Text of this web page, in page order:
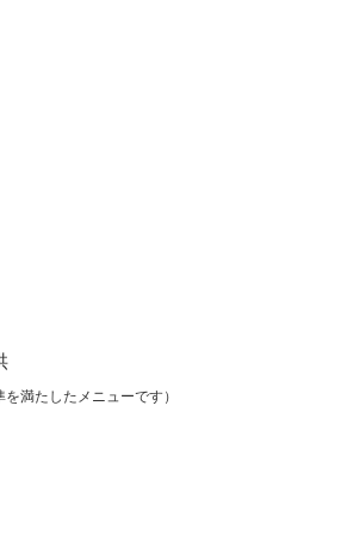
満たしたメニューです）